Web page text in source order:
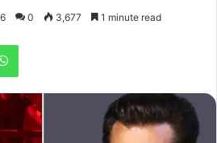
0 3,677 1 minute read
WhatsApp